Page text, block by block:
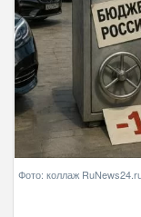
Фото: коллаж